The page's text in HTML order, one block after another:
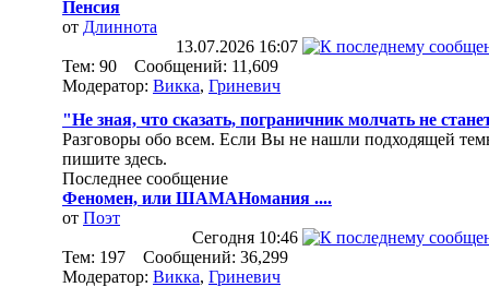
Пенсия
от Длиннота
13.07.2026 16:07
Тем: 90 Сообщений: 11,609
Модератор: Викка, Гриневич
"Не зная, что сказать, пограничник молчать не
Разговоры обо всем. Если Вы не нашли подходящей
пишите здесь.
Последнее сообщение
Феномен, или ШАМАНомания ....
от Поэт
Сегодня 10:46
Тем: 197 Сообщений: 36,299
Модератор: Викка, Гриневич